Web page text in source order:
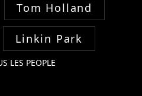
Tom Holland
Linkin Park
LES PEOPLE